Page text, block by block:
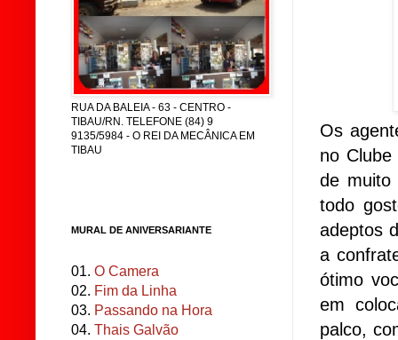
Os
no
de muito
todo
adeptos
a
ótimo
em
palco,
RUA DA BALEIA - 63 - CENTRO -
TIBAU/RN. TELEFONE (84) 9
9135/5984 - O REI DA MECÂNICA EM
TIBAU
MURAL DE ANIVERSARIANTE
01. O Camera
02. Fim da Linha
03. Passando na Hora
04. Thais Galvão